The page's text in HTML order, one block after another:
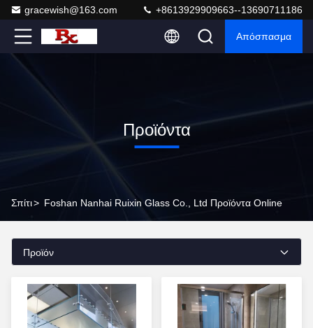
gracewish@163.com +8613929909663--13690711186
Απόσπασμα
Προϊόντα
Σπίτι> Foshan Nanhai Ruixin Glass Co., Ltd Προϊόντα Online
Προϊόν